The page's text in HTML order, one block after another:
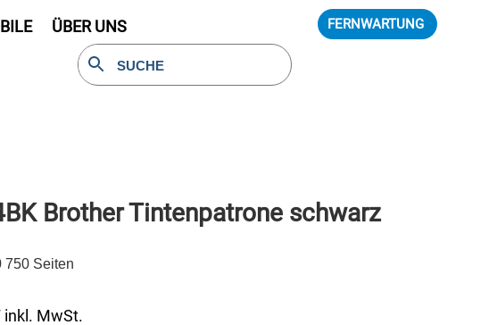
ÜBER UNS FERNWARTUNG
Brother Tintenpatrone schwarz
750 Seiten
inkl. MwSt.